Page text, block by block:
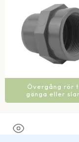
Övergång rör
gänga eller